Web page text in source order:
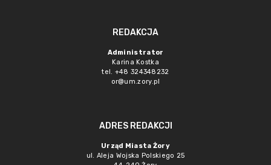
REDAKCJA
Administrator
Karina Kostka
tel. +48 324348232
or@um.zory.pl
ADRES REDAKCJI
Urząd Miasta Żory
ul. Aleja Wojska Polskiego 25